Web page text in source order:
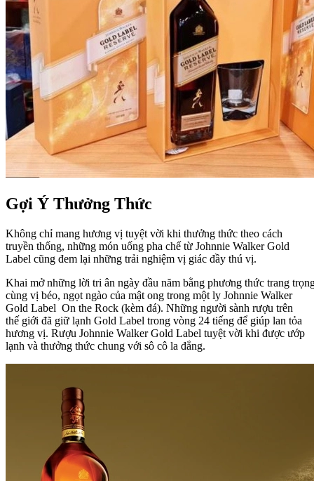
Gợi Ý Thưởng Thức
Không chỉ mang hương vị tuyệt vời khi thưởng thức theo cách
truyền thống, những món uống pha chế từ Johnnie Walker Gold
Label cũng đem lại những trải nghiệm vị giác đầy thú vị.
Khai mở những lời tri ân ngày đầu năm bằng phương thức trang
cùng vị béo, ngọt ngào của mật ong trong một ly Johnnie Walker
Gold Label On the Rock (kèm đá). Những người sành rượu trên
thế giới đã giữ lạnh Gold Label trong vòng 24 tiếng để giúp lan tỏa
hương vị. Rượu Johnnie Walker Gold Label tuyệt vời khi được ướp
lạnh và thưởng thức chung với sô cô la đắng.